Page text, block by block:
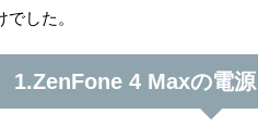
した。
1.ZenFone 4 Maxの電源